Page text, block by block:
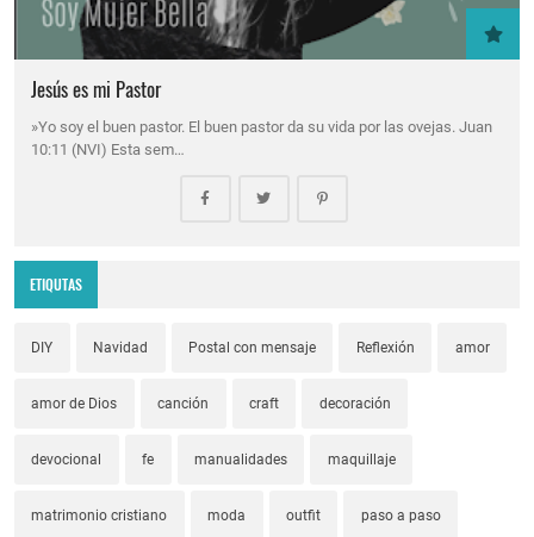
Jesús es mi Pastor
»Yo soy el buen pastor. El buen pastor da su vida por las ovejas. Juan
10:11 (NVI) Esta sem…
ETIQUTAS
DIY Navidad Postal con mensaje Reflexión amor
amor de Dios canción craft decoración
devocional fe manualidades maquillaje
matrimonio cristiano moda outfit paso a paso